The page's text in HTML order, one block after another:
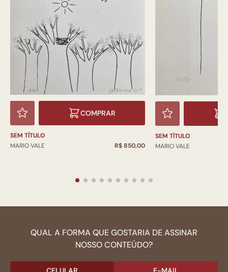
COMPRAR
SEM TÍTULO
MARIO VALE
R$ 850,00
SEM TÍTULO
MARIO VALE
QUAL A FORMA QUE GOSTARIA DE ASSINAR
NOSSO CONTEÚDO?